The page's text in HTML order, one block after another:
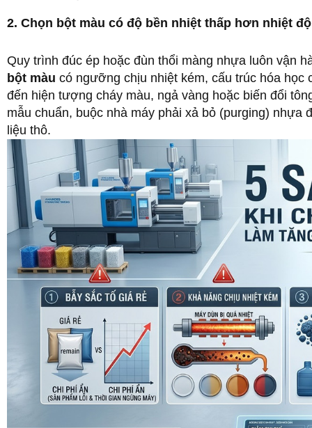
2. Chọn bột màu có độ bền nhiệt thấp hơn nhiệt
Quy trình đúc ép hoặc đùn thổi màng nhựa luôn vận
bột màu có ngưỡng chịu nhiệt kém, cấu trúc hóa học
đến hiện tượng cháy màu, ngả vàng hoặc biến đổi
mẫu chuẩn, buộc nhà máy phải xả bỏ (purging)
liệu thô.